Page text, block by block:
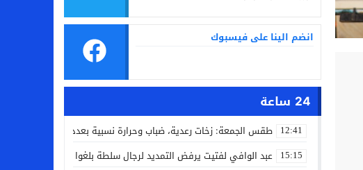
انضم الينا على فيسبوك
24 ساعة
12:41 طقس الجمعة: زخات رعدية، ضباب وحرارة نسبية بعدد من مدن المملكة
15:15 عبد الوافي لفتيت يرفض التمديد لرجال سلطة بلغوا سن التقاعد